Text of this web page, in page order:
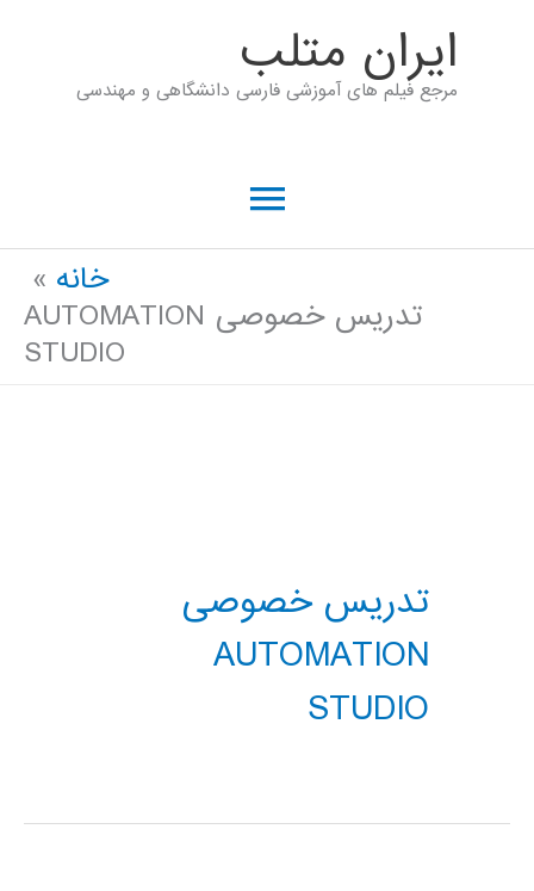
ايران متلب
مرجع فیلم های آموزشی فارسی دانشگاهی و مهندسی
فهرست
خانه
تدریس خصوصی AUTOMATION
STUDIO
تدریس خصوصی
AUTOMATION
STUDIO